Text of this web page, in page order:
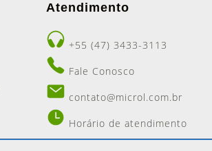
Atendimento
+55 (47) 3433-3113
Fale Conosco
contato@microl.com.br
Horário de atendimento